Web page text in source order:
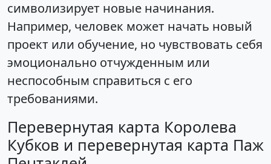
символизирует новые начинания.
Например, человек может начать новый
проект или обучение, но чувствовать себя
эмоционально отчужденным или
неспособным справиться с его
требованиями.
Перевернутая карта Королева
Кубков и перевернутая карта Паж